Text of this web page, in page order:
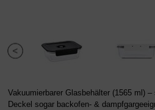
Vakuumierbarer Glasbehälter (1565 ml)
Deckel sogar backofen- &